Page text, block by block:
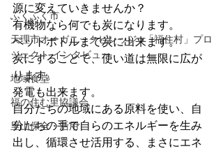
ふくふく市
天理市オーガニックビレッジ ×「福住村」プロ
ジェクト インタビュー
地域食堂
福の住む里協議会
里山保全・活用
源に変えていきませんか？
有機物なら何でも炭になります。
ペットボトルまで炭に出来ます。
炭にすることで、使い道は無限に広が
ります。
発電も出来ます。
自分たちの地域にある原料を使い、自
分たちの手で自らのエネルギーを生み
出し、循環させ活用する、まさにエネ